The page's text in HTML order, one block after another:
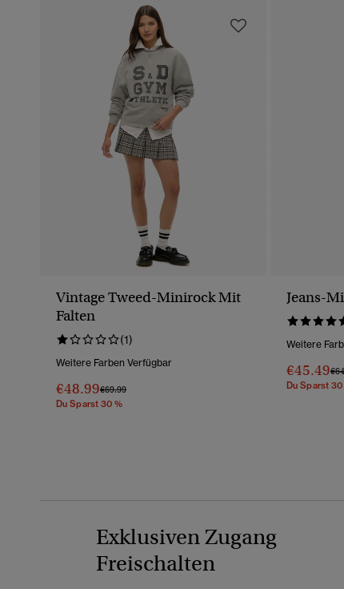
Vintage Tweed-Minirock Mit
Falten
(1)
Weitere Farben Verfügbar
€48.99Preis Wurde Reduziert Von
€69.99Bis
Du Sparst 30 %
Jeans-
Weitere
€45.49
Du Sparst 30
Exklusiven Zugang
Freischalten